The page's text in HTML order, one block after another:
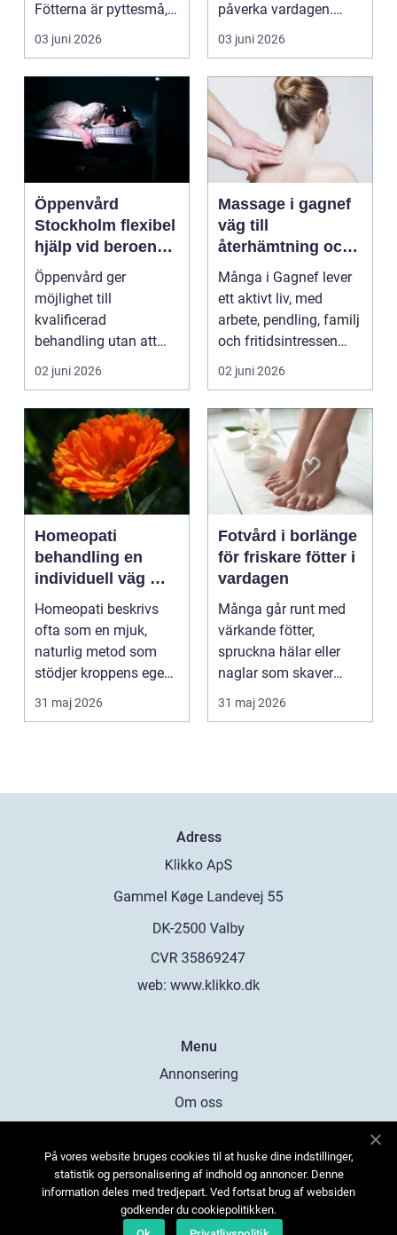
Fötterna är pyttesmå,
huden är mjuk och
varje lite...
03 juni 2026
påverka vardagen.
Nedsatt känsel, sämre
03 juni 2026
Öppenvård
Stockholm flexibel
hjälp vid beroende
och annan
problematik
Öppenvård ger
möjlighet till
kvalificerad
behandling utan att
personen behöver
lämna sitt hem, sitt ...
02 juni 2026
Massage i gagnef
väg till
återhämtning och
bättre hälsa
Många i Gagnef lever
ett aktivt liv, med
arbete, pendling, familj
och fritidsintressen
som ska få pl...
02 juni 2026
Homeopati
behandling en
individuell väg mot
bättre balans
Homeopati beskrivs
ofta som en mjuk,
naturlig metod som
stödjer kroppens egen
läkningsförmåga. I
31 maj 2026
Fotvård i borlänge
för friskare fötter i
vardagen
Många går runt med
värkande fötter,
spruckna hälar eller
naglar som skaver
utan att göra något åt
31 maj 2026
Adress
web: www.klikko.dk
Menu
Annonsering
Om oss
Kontakta oss
Sitemap
På vores website bruges cookies til at huske dine indstillinger,
statistik og personalisering af indhold og annoncer. Denne
information deles med tredjepart. Ved fortsat brug af websiden
godkender du cookiepolitikken.